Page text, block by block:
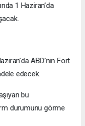
1 Haziran’da
ABD’nin Fort
edecek.
bu
durumunu görme